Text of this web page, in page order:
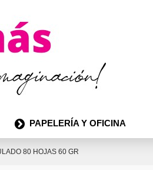
PAPELERÍA Y OFICINA
80 HOJAS 60 GR